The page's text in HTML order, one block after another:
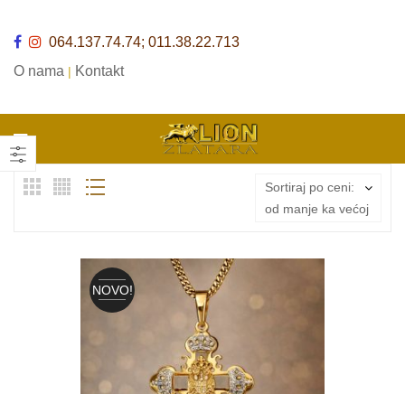
064.137.74.74; 011.38.22.713
O nama | Kontakt
Sortiraj po ceni:
od manje ka većoj
NOVO!